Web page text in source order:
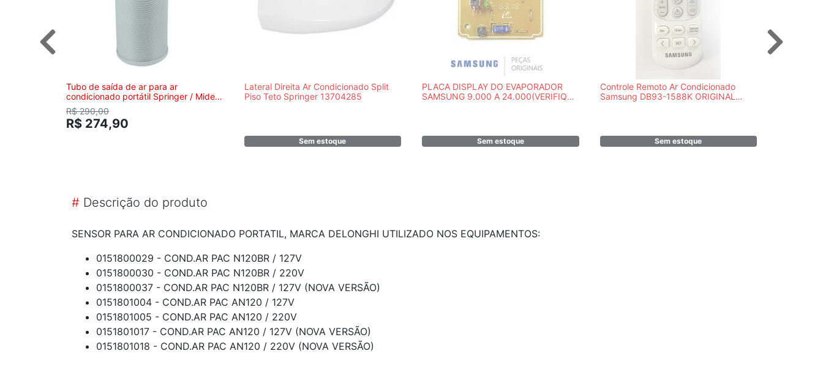
Tubo de saída de ar para ar
condicionado portátil Springer / Midea
/ Comfee- 12120600A12675 -
ORIGINAL
R$ 290,00
R$ 274,90
Lateral Direita Ar Condicionado Split
Piso Teto Springer 13704285
Sem estoque
PLACA DISPLAY DO EVAPORADOR
SAMSUNG 9.000 A 24.000(VERIFIQUE
Sem estoque
Controle Remoto Ar Condicionado
Samsung DB93-1588K ORIGINAL
Sem estoque
# Descrição do produto
SENSOR PARA AR CONDICIONADO PORTATIL, MARCA DELONGHI UTILIZADO NOS EQUIPAMENTOS:
0151800029 - COND.AR PAC N120BR / 127V
0151800030 - COND.AR PAC N120BR / 220V
0151800037 - COND.AR PAC N120BR / 127V (NOVA VERSÃO)
0151801004 - COND.AR PAC AN120 / 127V
0151801005 - COND.AR PAC AN120 / 220V
0151801017 - COND.AR PAC AN120 / 127V (NOVA VERSÃO)
0151801018 - COND.AR PAC AN120 / 220V (NOVA VERSÃO)